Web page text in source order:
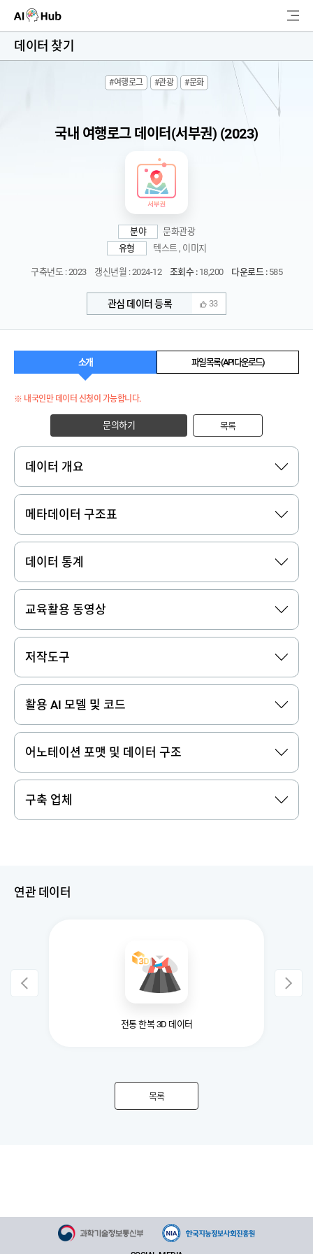
AI-Hub
AI 데이터찾기
AI 개발지원
색
데이터 찾기
#여행로그 #관광 #문화
국내 여행로그 데이터(서부권) (2023)
분야
문화관광
유형
텍스트 , 이미지
구축년도 : 2023 갱신년월 : 2024-12 조회수 :18,200 다운로드 :585
관심 데이터 등록 33
소개 파일 목록 (API 다운로드)
※ 내국인만 데이터 신청이 가능합니다.
문의하기 목록
데이터 개요
메타데이터 구조표
데이터 통계
교육활용 동영상
저작도구
활용 AI 모델 및 코드
어노테이션 포맷 및 데이터 구조
구축 업체
연관 데이터
전통 한복 3D 데이터
목록